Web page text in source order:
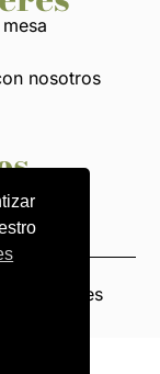
nosotros
y cookies